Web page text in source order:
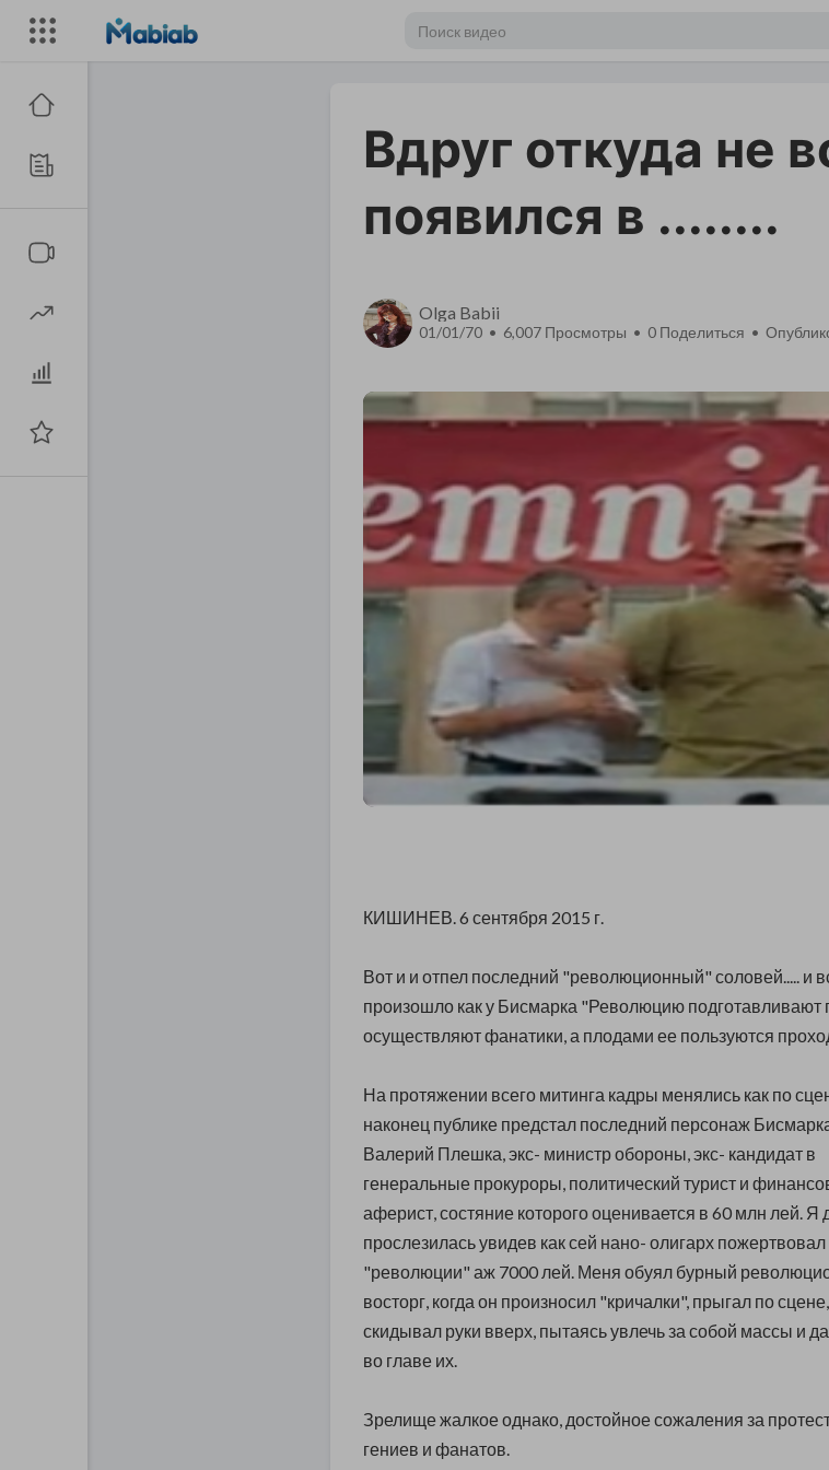
Вдруг откуда не
появился в ........
Olga Babii
01/01/70 • 6,007 Просмотры • 0 Поделиться •
КИШИНЕВ. 6 сентября 2015 г.
Вот и и отпел последний "революционный" соловей..... и
произошло как у Бисмарка "Революцию подготавливают
осуществляют фанатики, а плодами ее пользуются
На протяжении всего митинга кадры менялись как по
наконец публике предстал последний персонаж
Валерий Плешка, экс- министр обороны, экс- кандидат в
генеральные прокуроры, политический турист и
аферист, состяние которого оценивается в 60 млн лей. Я
прослезилась увидев как сей нано- олигарх
"революции" аж 7000 лей. Меня обуял бурный
восторг, когда он произносил "кричалки", прыгал по сцене,
скидывал руки вверх, пытаясь увлечь за собой массы и
во главе их.
Зрелище жалкое однако, достойное сожаления за
гениев и фанатов.